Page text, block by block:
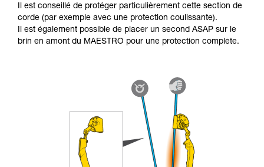
Il est conseillé de protéger particulièrement cette section de
corde (par exemple avec une protection coulissante).
Il est également possible de placer un second ASAP sur le
brin en amont du MAESTRO pour une protection complète.